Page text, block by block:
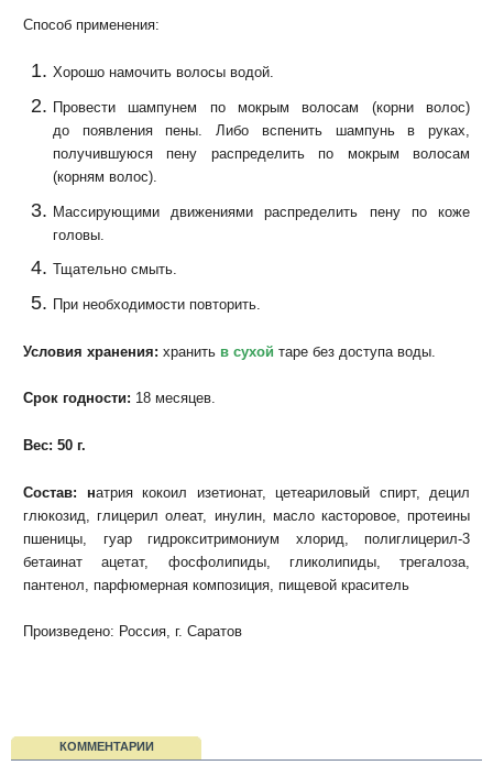
Способ применения:
Хорошо намочить волосы водой.
Провести шампунем по мокрым волосам (корни волос)
до появления пены. Либо вспенить шампунь в руках,
получившуюся пену распределить по мокрым волосам
(корням волос).
Массирующими движениями распределить пену по коже
головы.
Тщательно смыть.
При необходимости повторить.
Условия хранения: хранить в сухой таре без доступа воды.
Срок годности: 18 месяцев.
Вес: 50 г.
Состав: натрия кокоил изетионат, цетеариловый спирт, децил
глюкозид, глицерил олеат, инулин, масло касторовое, протеины
пшеницы, гуар гидрокситримониум хлорид, полиглицерил-3
бетаинат ацетат, фосфолипиды, гликолипиды, трегалоза,
пантенол, парфюмерная композиция, пищевой краситель
Произведено: Россия, г. Саратов
КОММЕНТАРИИ